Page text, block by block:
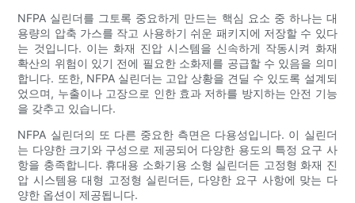
NFPA 실린더를 그토록 중요하게 만드는 핵심 요소 중 하나는 대
용량의 압축 가스를 작고 사용하기 쉬운 패키지에 저장할 수 있다
는 것입니다. 이는 화재 진압 시스템을 신속하게 작동시켜 화재
확산의 위험이 있기 전에 필요한 소화제를 공급할 수 있음을 의미
합니다. 또한, NFPA 실린더는 고압 상황을 견딜 수 있도록 설계되
었으며, 누출이나 고장으로 인한 효과 저하를 방지하는 안전 기능
을 갖추고 있습니다.
NFPA 실린더의 또 다른 중요한 측면은 다용성입니다. 이 실린더
는 다양한 크기와 구성으로 제공되어 다양한 용도의 특정 요구 사
항을 충족합니다. 휴대용 소화기용 소형 실린더든 고정형 화재 진
압 시스템용 대형 고정형 실린더든, 다양한 요구 사항에 맞는 다
양한 옵션이 제공됩니다.